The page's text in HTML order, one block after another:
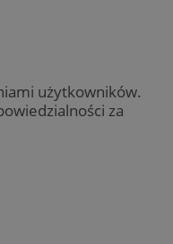
użytkowników.
za